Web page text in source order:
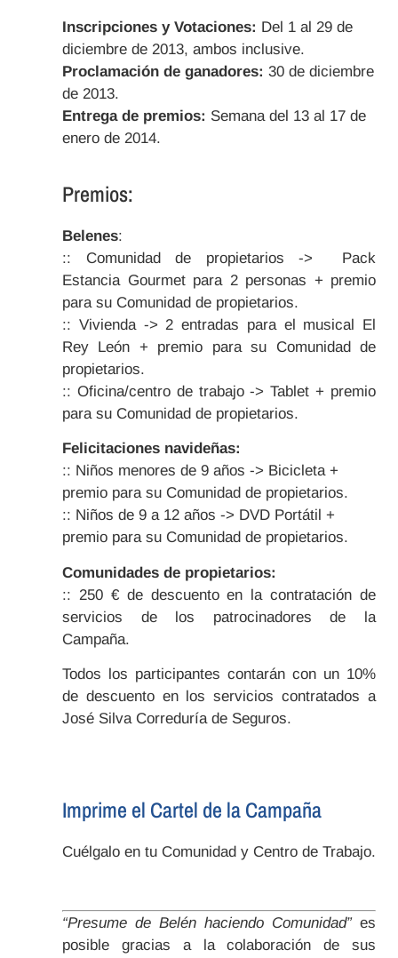
Inscripciones y Votaciones: Del 1 al 29 de
diciembre de 2013, ambos inclusive.
Proclamación de ganadores: 30 de diciembre
de 2013.
Entrega de premios: Semana del 13 al 17 de
enero de 2014.
Premios:
Belenes:
:: Comunidad de propietarios -> Pack
Estancia Gourmet para 2 personas + premio
para su Comunidad de propietarios.
:: Vivienda -> 2 entradas para el musical El
Rey León + premio para su Comunidad de
propietarios.
:: Oficina/centro de trabajo -> Tablet + premio
para su Comunidad de propietarios.
Felicitaciones navideñas:
:: Niños menores de 9 años -> Bicicleta +
premio para su Comunidad de propietarios.
:: Niños de 9 a 12 años -> DVD Portátil +
premio para su Comunidad de propietarios.
Comunidades de propietarios:
:: 250 € de descuento en la contratación de
servicios de los patrocinadores de la
Campaña.
Todos los participantes contarán con un 10%
de descuento en los servicios contratados a
José Silva Correduría de Seguros.
Imprime el Cartel de la Campaña
Cuélgalo en tu Comunidad y Centro de Trabajo.
“Presume de Belén haciendo Comunidad”es
posible gracias a la colaboración de sus